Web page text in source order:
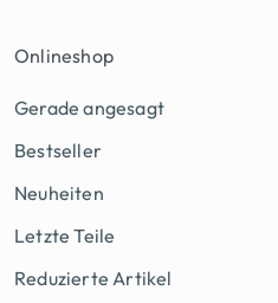
Onlineshop
Gerade angesagt
Bestseller
Neuheiten
Letzte Teile
Reduzierte Artikel